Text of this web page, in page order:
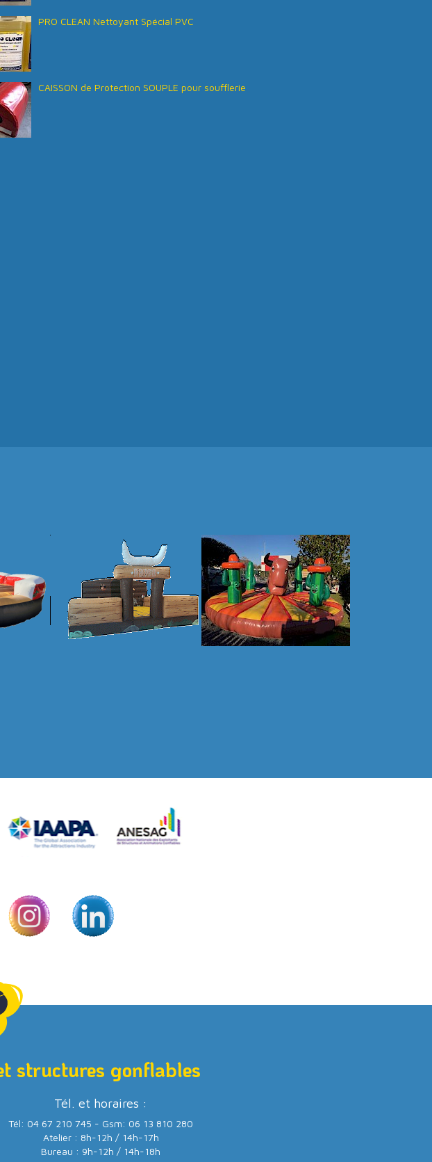
PRO CLEAN Nettoyant Spécial PVC
CAISSON de Protection SOUPLE pour soufflerie
structures gonflables
Tél. et horaires :
Tél: 04 67 210 745 - Gsm: 06 13 810 280
Atelier : 8h-12h / 14h-17h
Bureau : 9h-12h / 14h-18h